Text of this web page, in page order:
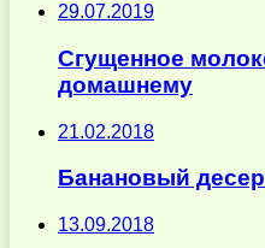
29.07.2019
Сгущенное
домашнему
21.02.2018
Банановый
13.09.2018